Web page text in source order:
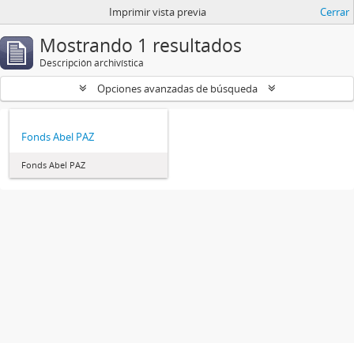
Imprimir vista previa Cerrar
Mostrando 1 resultados
Descripción archivística
Opciones avanzadas de búsqueda
Fonds Abel PAZ
Fonds Abel PAZ